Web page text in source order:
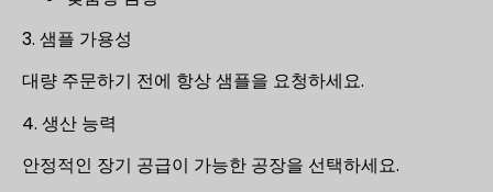
3. 샘플 가용성
대량 주문하기 전에 항상 샘플을 요청하세요.
4. 생산 능력
안정적인 장기 공급이 가능한 공장을 선택하세요.